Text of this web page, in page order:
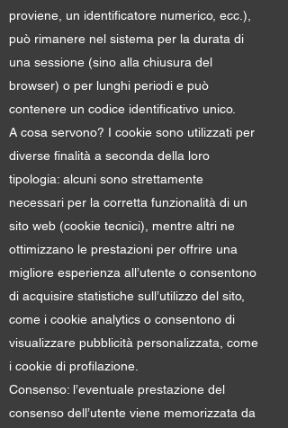
proviene, un identificatore numerico, ecc.),
può rimanere nel sistema per la durata di
una sessione (sino alla chiusura del
browser) o per lunghi periodi e può
contenere un codice identificativo unico.
A cosa servono? I cookie sono utilizzati per
diverse finalità a seconda della loro
tipologia: alcuni sono strettamente
necessari per la corretta funzionalità di un
sito web (cookie tecnici), mentre altri ne
ottimizzano le prestazioni per offrire una
migliore esperienza all’utente o consentono
di acquisire statistiche sull’utilizzo del sito,
come i cookie analytics o consentono di
visualizzare pubblicità personalizzata, come
i cookie di profilazione.
Consenso: l’eventuale prestazione del
consenso dell’utente viene memorizzata da